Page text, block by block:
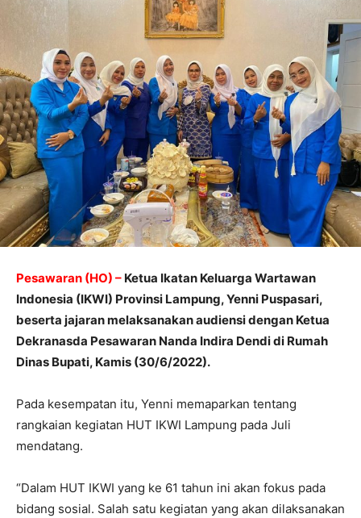
Pesawaran (HO) – Ketua Ikatan Keluarga Wartawan
Indonesia (IKWI) Provinsi Lampung, Yenni Puspasari,
beserta jajaran melaksanakan audiensi dengan Ketua
Dekranasda Pesawaran Nanda Indira Dendi di Rumah
Dinas Bupati, Kamis (30/6/2022).
Pada kesempatan itu, Yenni memaparkan tentang
rangkaian kegiatan HUT IKWI Lampung pada Juli
mendatang.
“Dalam HUT IKWI yang ke 61 tahun ini akan fokus pada
bidang sosial. Salah satu kegiatan yang akan dilaksanakan